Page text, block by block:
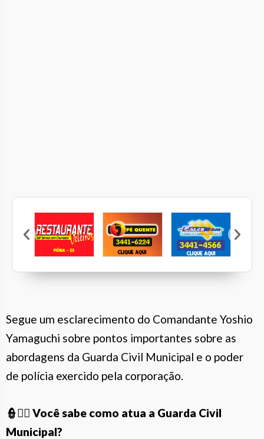
Segue um esclarecimento do Comandante Yoshio
Yamaguchi sobre pontos importantes sobre as
abordagens da Guarda Civil Municipal e o poder
de polícia exercido pela corporação.
👮👮‍♀️ Você sabe como atua a Guarda Civil
Municipal?